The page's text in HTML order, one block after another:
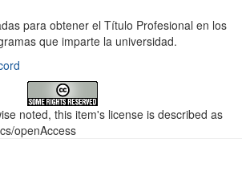
para obtener el Título Profesional en los
que imparte la universidad.
noted, this item's license is described as
openAccess